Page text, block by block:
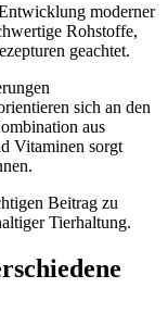
moderner
Rohstoffe,
geachtet.
sich an den
aus
Vitaminen sorgt
Beitrag zu
Tierhaltung.